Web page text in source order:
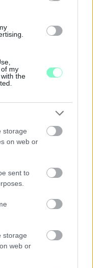
my
the
storage
on web or
sent to
storage
web or
ELLEN EMELT